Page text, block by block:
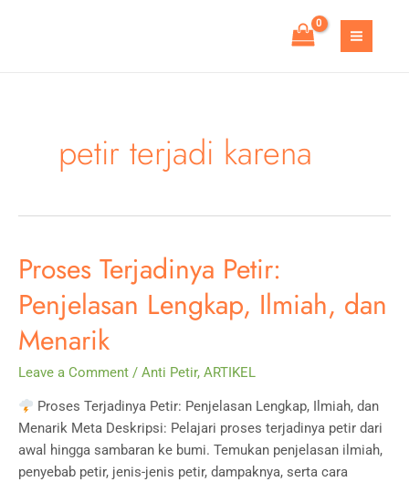
MAIN
petir terjadi karena
Proses Terjadinya Petir:
Penjelasan Lengkap, Ilmiah, dan
Menarik
Leave a Comment / Anti Petir, ARTIKEL
Proses Terjadinya Petir: Penjelasan Lengkap, Ilmiah, dan
Menarik Meta Deskripsi: Pelajari proses terjadinya petir dari
awal hingga sambaran ke bumi. Temukan penjelasan ilmiah,
penyebab petir, jenis-jenis petir, dampaknya, serta cara